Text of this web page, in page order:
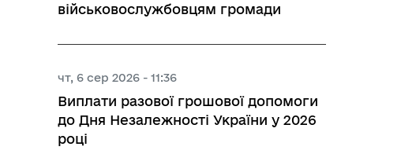
військовослужбовцям громади
чт, 6 сер 2026 - 11:36
Виплати разової грошової допомоги
до Дня Незалежності України у 2026
році